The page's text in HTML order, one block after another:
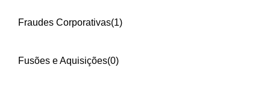
Fraudes Corporativas(1)
Fusões e Aquisições(0)